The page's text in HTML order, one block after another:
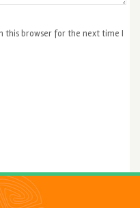
this browser for the next time I